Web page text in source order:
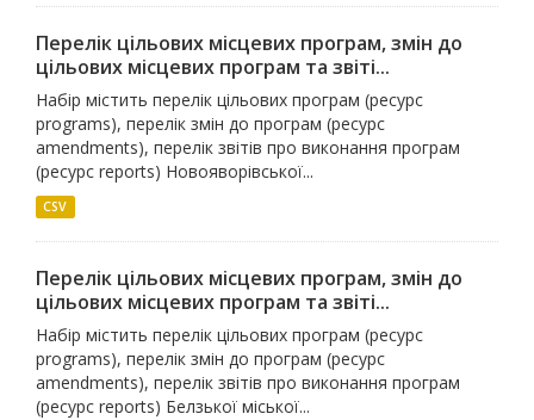
Перелік цільових місцевих програм, змін до
цільових місцевих програм та звіті...
Набір містить перелік цільових програм (ресурс
programs), перелік змін до програм (ресурс
amendments), перелік звітів про виконання програм
(ресурс reports) Новояворівської...
CSV
Перелік цільових місцевих програм, змін до
цільових місцевих програм та звіті...
Набір містить перелік цільових програм (ресурс
programs), перелік змін до програм (ресурс
amendments), перелік звітів про виконання програм
(ресурс reports) Белзької міської...